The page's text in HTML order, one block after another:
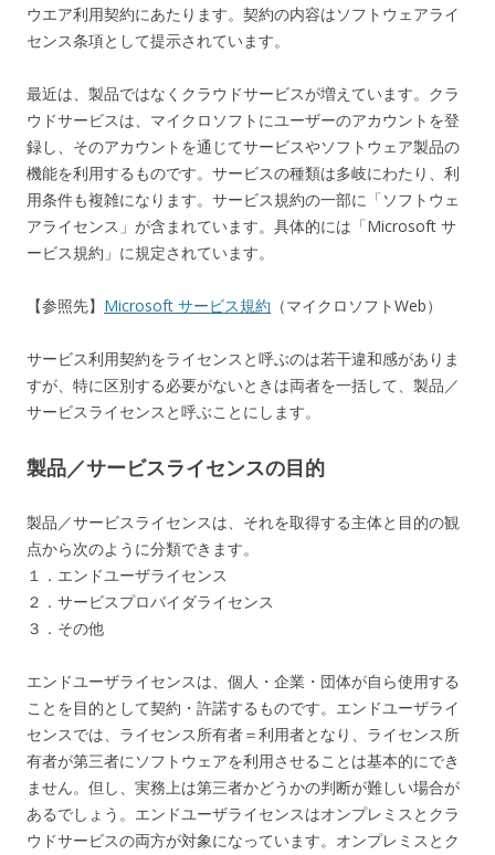
ウエア利用契約にあたります。契約の内容はソフトウェアライ
センス条項として提示されています。
最近は、製品ではなくクラウドサービスが増えています。クラ
ウドサービスは、マイクロソフトにユーザーのアカウントを登
録し、そのアカウントを通じてサービスやソフトウェア製品の
機能を利用するものです。サービスの種類は多岐にわたり、利
用条件も複雑になります。サービス規約の一部に「ソフトウェ
アライセンス」が含まれています。具体的には「Microsoft サ
ービス規約」に規定されています。
【参照先】 Microsoft サービス規約 （マイクロソフトWeb）
サービス利用契約をライセンスと呼ぶのは若干違和感がありま
すが、特に区別する必要がないときは両者を一括して、製品／
サービスライセンスと呼ぶことにします。
製品／サービスライセンスの目的
製品／サービスライセンスは、それを取得する主体と目的の観
点から次のように分類できます。
１．エンドユーザライセンス
２．サービスプロバイダライセンス
３．その他
エンドユーザライセンスは、個人・企業・団体が自ら使用する
ことを目的として契約・許諾するものです。エンドユーザライ
センスでは、ライセンス所有者＝利用者となり、ライセンス所
有者が第三者にソフトウェアを利用させることは基本的にでき
ません。但し、実務上は第三者かどうかの判断が難しい場合が
あるでしょう。エンドユーザライセンスはオンプレミスとクラ
ウドサービスの両方が対象になっています。オンプレミスとク